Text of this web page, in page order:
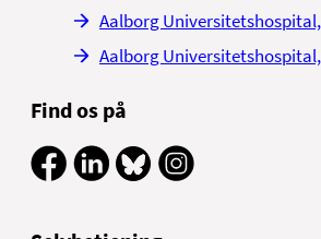
Aalborg
Aalborg
Find os på